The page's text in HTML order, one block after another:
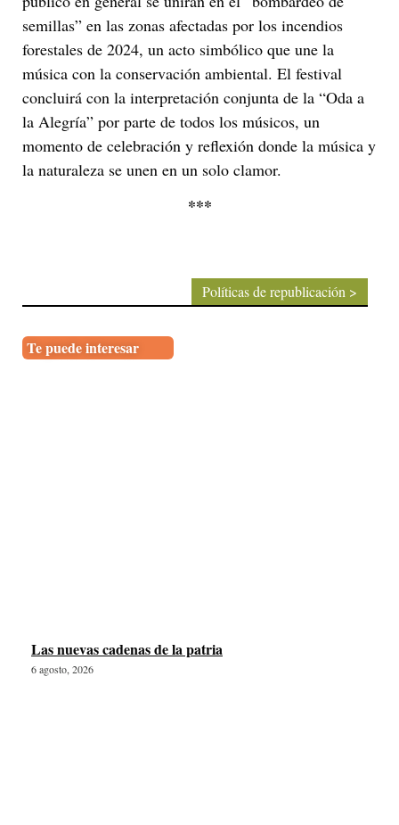
semillas” en las zonas afectadas por los incendios
forestales de 2024, un acto simbólico que une la
música con la conservación ambiental. El festival
concluirá con la interpretación conjunta de la “Oda a
la Alegría” por parte de todos los músicos, un
momento de celebración y reflexión donde la música y
la naturaleza se unen en un solo clamor.
***
Políticas de republicación >
Te puede interesar
Las nuevas cadenas de la patria
6 agosto, 2026